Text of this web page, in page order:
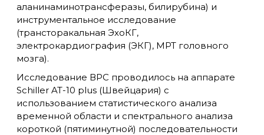
аланинаминотрансферазы, билирубина) и
инструментальное исследование
(трансторакальная ЭхоКГ,
электрокардиография (ЭКГ), МРТ головного
мозга).
Исследование ВРС проводилось на аппарате
Schiller AT-10 plus (Швейцария) с
использованием статистического анализа
временной области и спектрального анализа
короткой (пятиминутной) последовательности